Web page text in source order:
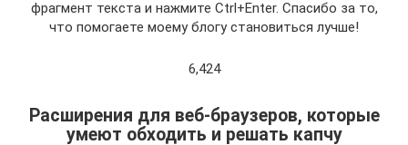
фрагмент текста и нажмите Ctrl+Enter. Спасибо за то,
что помогаете моему блогу становиться лучше!
6,424
Расширения для веб-браузеров, которые
умеют обходить и решать капчу